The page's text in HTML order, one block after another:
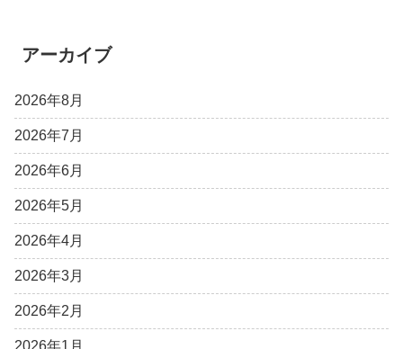
アーカイブ
2026年8月
2026年7月
2026年6月
2026年5月
2026年4月
2026年3月
2026年2月